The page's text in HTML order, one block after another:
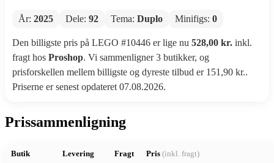
År: 2025 Dele: 92 Tema: Duplo Minifigs: 0
Den billigste pris på LEGO #10446 er lige nu 528,00 kr. inkl.
fragt hos Proshop. Vi sammenligner 3 butikker, og
prisforskellen mellem billigste og dyreste tilbud er 151,90 kr..
Priserne er senest opdateret 07.08.2026.
Prissammenligning
Butik Levering Fragt Pris (inkl. fragt)